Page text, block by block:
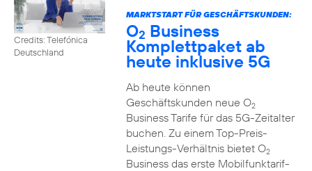
Credits: Telefónica
Deutschland
MARKTSTART FÜR GESCHÄFTSKUNDEN:
O2 Business
Komplettpaket ab
heute inklusive 5G
Ab heute können
Geschäftskunden neue O2
Business Tarife für das 5G-Zeitalter
buchen. Zu einem Top-Preis-
Leistungs-Verhältnis bietet O2
Business das erste Mobilfunktarif-